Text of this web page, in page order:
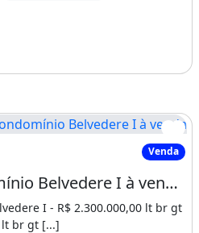
Belvedere I à venda
Venda
Sobrado no Condomínio Belvedere I à venda por R$ 2.300.000,00
I - R$ 2.300.000,00 lt br gt
lt br gt [...]